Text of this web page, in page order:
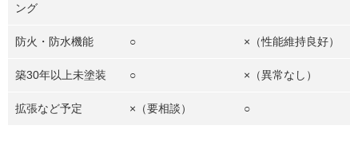
ング
防火・防水機能 ○ ×（性能維持良好）
築30年以上未塗装 ○ ×（異常なし）
拡張など予定 ×（要相談） ○